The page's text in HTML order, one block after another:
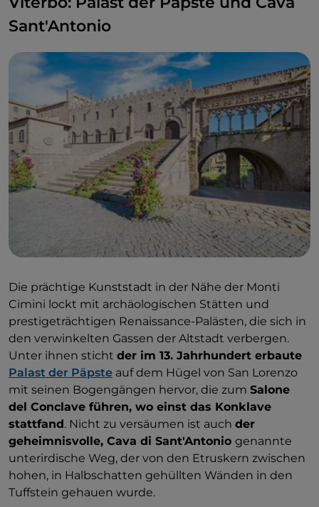
Sant'Antonio
Die prächtige Kunststadt in der Nähe der Monti
Cimini lockt mit archäologischen Stätten und
prestigeträchtigen Renaissance-Palästen, die sich in
den verwinkelten Gassen der Altstadt verbergen.
Unter ihnen sticht der im 13. Jahrhundert erbaute
Palast der Päpste auf dem Hügel von San Lorenzo
mit seinen Bogengängen hervor, die zum Salone
del Conclave führen, wo einst das Konklave
stattfand. Nicht zu versäumen ist auch der
geheimnisvolle, Cava di Sant'Antonio genannte
unterirdische Weg, der von den Etruskern zwischen
hohen, in Halbschatten gehüllten Wänden in den
Tuffstein gehauen wurde.